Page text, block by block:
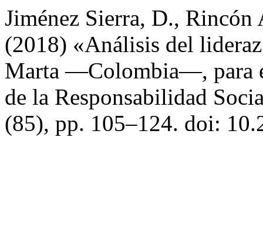
Jiménez Sierra, D., Rincón
(2018) «Análisis del
Marta —Colombia—, para
de la Responsabilidad
(85), pp. 105–124. doi: